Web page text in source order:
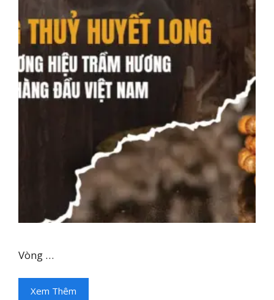
Vòng …
Xem Thêm